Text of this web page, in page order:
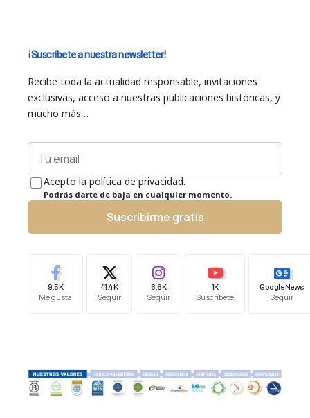
¡Suscríbete a nuestra newsletter!
Recibe toda la actualidad responsable, invitaciones
exclusivas, acceso a nuestras publicaciones históricas, y
mucho más…
Acepto la política de privacidad.
Podrás darte de baja en cualquier momento.
Suscribirme gratis
9.5K
Me gusta
41.4K
Seguir
6.6K
Seguir
1K
Suscríbete
Google News
Seguir